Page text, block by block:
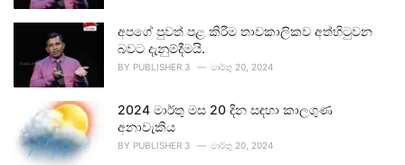
අපගේ පුවත් පළ කිරීම තාවකාලිකව අත්හිටුවන
බවට දැනුම්දීමයි.
BY PUBLISHER 3 මාර්තු 20, 2024
2024 මාර්තු මස 20 දින සඳහා කාලගුණ
අනාවැකිය
BY PUBLISHER 3 මාර්තු 20, 2024